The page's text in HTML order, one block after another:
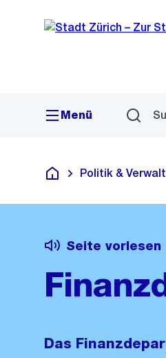
Navigation
Sprunglink
Menü
Deutsch
Politik &
Seite vorlesen
Das